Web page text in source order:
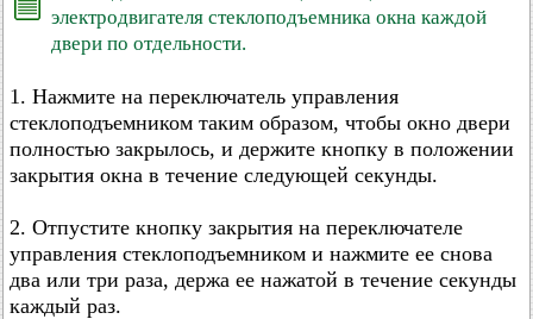
электродвигателя стеклоподъемника окна каждой
двери по отдельности.
1. Нажмите на переключатель управления
стеклоподъемником таким образом, чтобы окно двери
полностью закрылось, и держите кнопку в положении
закрытия окна в течение следующей секунды.
2. Отпустите кнопку закрытия на переключателе
управления стеклоподъемником и нажмите ее снова
два или три раза, держа ее нажатой в течение секунды
каждый раз.